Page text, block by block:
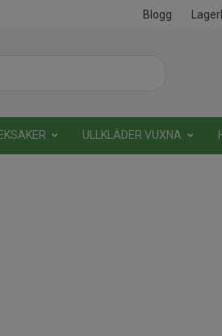
Blogg
ULLKLÄDER VUXNA